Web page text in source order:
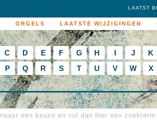
ORGELS LAATSTE WIJZIGINGEN
LAATST
C D E F G H I J K
P Q R S T U V W X